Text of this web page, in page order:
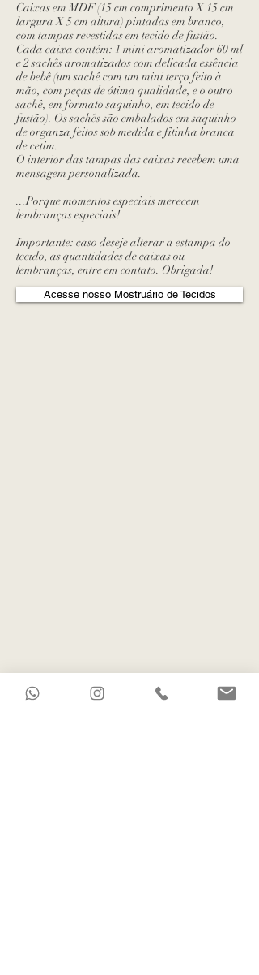
Caixas em MDF(15 cm comprimento X 15 cm
largura X 5 cm altura) pintadas em branco,
com tampas revestidas em tecido de fustão.
Cada caixa contém: 1 mini aromatizador 60 ml
e 2 sachês aromatizados com delicada essência
de bebê (um sachê com um mini terço feito à
mão, com peças de ótima qualidade, e o outro
sachê, em formato saquinho, em tecido de
fustão). Os sachês são embalados em saquinho
de organza feitos sob medida e fitinha branca
de cetim.
O interior das tampas das caixas recebem uma
mensagem personalizada.
...Porque momentos especiais merecem
lembranças especiais!
Importante: caso deseje alterar a estampa do
tecido, as quantidades de caixas ou
lembranças, entre em contato. Obrigada!
Acesse nosso Mostruário de Tecidos